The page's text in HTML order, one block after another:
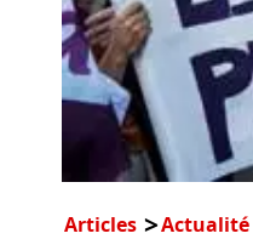
Articles